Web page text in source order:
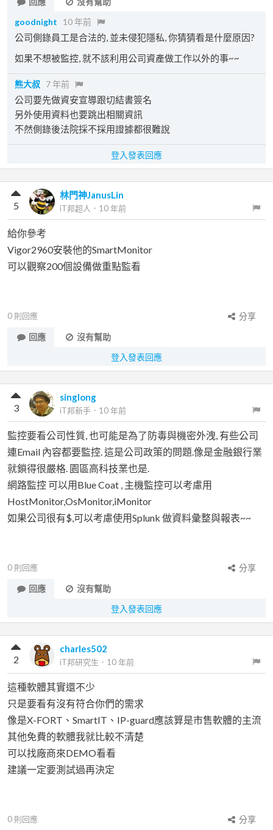
goodnight
10 年前
公司側錄員工是合法的, 並未侵犯隱私, 你猜猜看是什麼原因?
如果不想被監控, 就不該利用公司資產做工作以外的事~~
熊大叔 7 年前
公司要先做資安宣導跟切結書簽名
另外使用資料也要跳出相關資訊
不然側錄後法院採不採用證據都很難說
登入發表回應
林門神JanusLin
iT邦超人 ． 10 年前
5
給你參考
Vigor2960安裝他的SmartMonitor
可以觀察200個設備做重點監看
0 則回應
分享
回應
沒有幫助
登入發表回應
singlong
iT邦新手 ． 10 年前
3
監控要看公司性質, 也可能是為了防毒與機密外洩, 有些公司
連Email 內容都要監控. 這是公司政策的問題.像是金融銀行業
就鎖得很嚴格. 園區高科技業也是.
網路監控 可以用Blue Coat , 主機監控可以考慮用
HostMonitor,OsMonitor,iMonitor
如果公司很有$,可以考慮使用Splunk 做資料彙整與報表~~
0 則回應
分享
回應
沒有幫助
登入發表回應
charles502
iT邦研究生 ． 10 年前
2
這種軟體其實還不少
只是要看有沒有符合你們的需求
像是X-FORT、SmartIT、IP-guard應該算是市售軟體的主流
其他免費的軟體我就比較不清楚
可以找廠商來DEMO看看
建議一定要測試過再決定
0 則回應
分享